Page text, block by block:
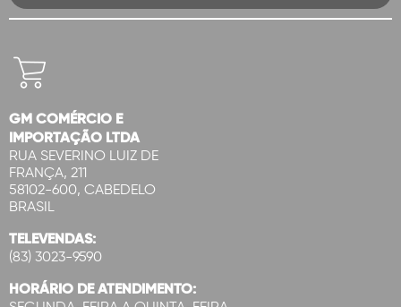
GM COMÉRCIO E
IMPORTAÇÃO LTDA
RUA SEVERINO LUIZ DE
FRANÇA, 211
58102-600, CABEDELO
BRASIL
TELEVENDAS:
(83) 3023-9590
HORÁRIO DE ATENDIMENTO: